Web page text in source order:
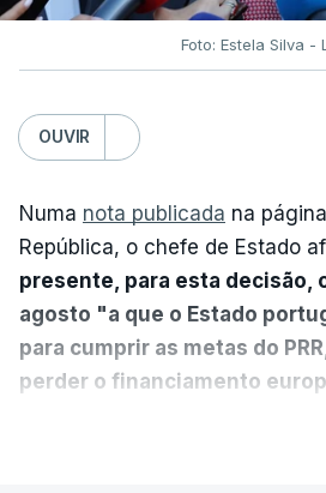
Foto: Estela Silva -
OUVIR
Numa nota publicada na
República, o chefe de Estado
presente, para esta decisão,
agosto "a que o Estado
para cumprir as metas do
perder o financiamento